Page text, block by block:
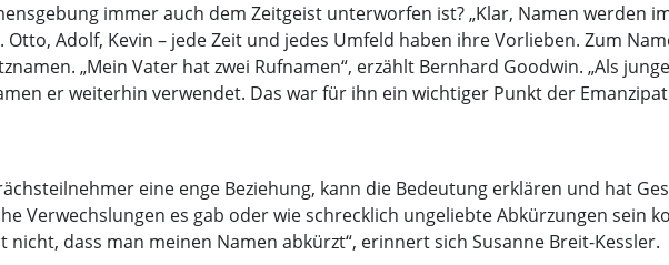
immer auch dem Zeitgeist unterworfen ist? „Klar, Namen werden
Adolf, Kevin – jede Zeit und jedes Umfeld haben ihre Vorlieben. Zum
„Mein Vater hat zwei Rufnamen“, erzählt Bernhard Goodwin. „Als
er weiterhin verwendet. Das war für ihn ein wichtiger Punkt der
eine enge Beziehung, kann die Bedeutung erklären und hat
Verwechslungen es gab oder wie schrecklich ungeliebte Abkürzungen sein
dass man meinen Namen abkürzt“, erinnert sich Susanne Breit-Kessler.